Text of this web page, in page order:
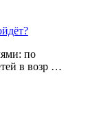
по
в возр …